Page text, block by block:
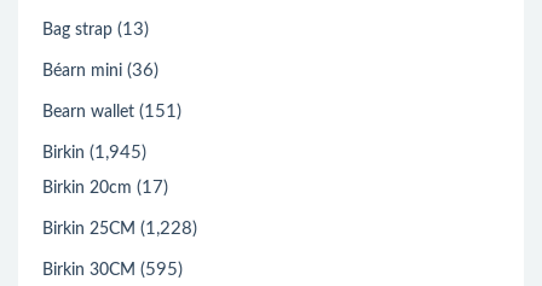
Bag strap (13)
Béarn mini (36)
Bearn wallet (151)
Birkin (1,945)
Birkin 20cm (17)
Birkin 25CM (1,228)
Birkin 30CM (595)